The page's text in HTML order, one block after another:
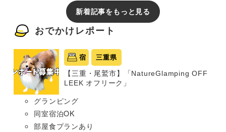
新着記事をもっと見る
おでかけレポート
宿 三重県
【三重・尾鷲市】「NatureGlamping OFF
LEEK オフリーク」
グランピング
同室宿泊OK
部屋食プランあり